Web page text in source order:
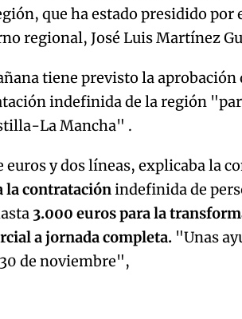
que ha estado presidido por
regional, José Luis Martínez
tiene previsto la aprobación
indefinida de la región
La Mancha" .
y dos líneas, explicaba la
la contrataciónindefinida de
3.000 euros para la
a jornada completa. "Unas
de noviembre",